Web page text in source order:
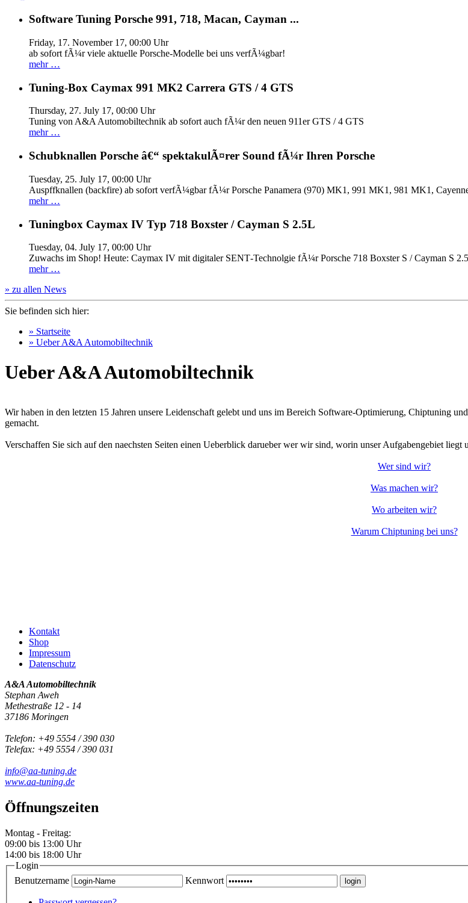
Software Tuning Porsche 991, 718, Macan, Cayman ...
Friday, 17. November 17, 00:00 Uhr
ab sofort fÃ¼r viele aktuelle Porsche-Modelle bei uns verfÃ¼gbar!
mehr …
Tuning-Box Caymax 991 MK2 Carrera GTS / 4 GTS
Thursday, 27. July 17, 00:00 Uhr
Tuning von A&A Automobiltechnik ab sofort auch fÃ¼r den neuen 911er GTS / 4 GTS
mehr …
Schubknallen Porsche â€“ spektakulÃ¤rer Sound fÃ¼r Ihren Porsche
Tuesday, 25. July 17, 00:00 Uhr
Auspffknallen (backfire) ab sofort verfÃ¼gbar fÃ¼r Porsche Panamera (970) MK1, 991 MK1, 981 MK1,
mehr …
Tuningbox Caymax IV Typ 718 Boxster / Cayman S 2.5L
Tuesday, 04. July 17, 00:00 Uhr
Zuwachs im Shop! Heute: Caymax IV mit digitaler SENT‐Technolgie fÃ¼r Porsche 718 Boxster S / Cayman S
mehr …
» zu allen News
Sie befinden sich hier:
» Startseite
» Ueber A&A Automobiltechnik
Ueber A&A Automobiltechnik
Wir haben in den letzten 15 Jahren unsere Leidenschaft gelebt und uns im Bereich Software-Optimierung, Chiptuning
gemacht.
Verschaffen Sie sich auf den naechsten Seiten einen Ueberblick darueber wer wir sind, worin unser Aufgabengebiet
Wer sind wir?
Was machen wir?
Wo arbeiten wir?
Warum Chiptuning bei uns?
Kontakt
Shop
Impressum
Datenschutz
A&A Automobiltechnik
Stephan Aweh
Methestraße 12 - 14
37186 Moringen
Telefon: +49 5554 / 390 030
Telefax: +49 5554 / 390 031
info@aa-tuning.de
www.aa-tuning.de
Öffnungszeiten
Montag - Freitag:
09:00 bis 13:00 Uhr
14:00 bis 18:00 Uhr
Login
Benutzername
Kennwort